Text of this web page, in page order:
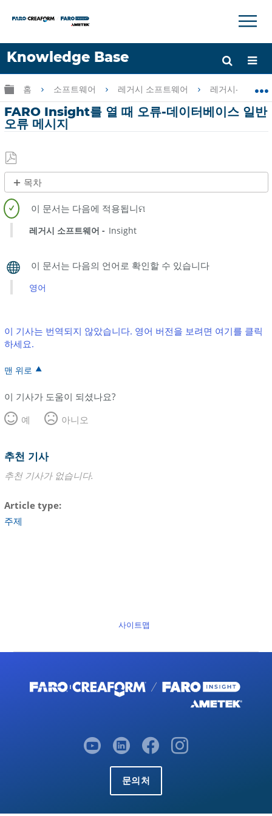
Knowledge Base
언어
도움 받기 로그인
×
글로벌 계층 확장/축소
홈 소프트웨어 레거시 소프트웨어 레거시-FARO
FARO Insight를 열 때 오류-데이터베이스 일반
오류 메시지
PDF
로
저
장
목차
제
목
없
음
레거시 소프트웨어 Insight
영어
이 기사는 번역되지 않았습니다. 영어 버전을 보려면 여기를 클릭
하세요.
맨 위로
이 기사가 도움이 되셨나요?
예
아니오
추천 기사
추천 기사가 없습니다.
Article type
주제
사이트맵
문의처